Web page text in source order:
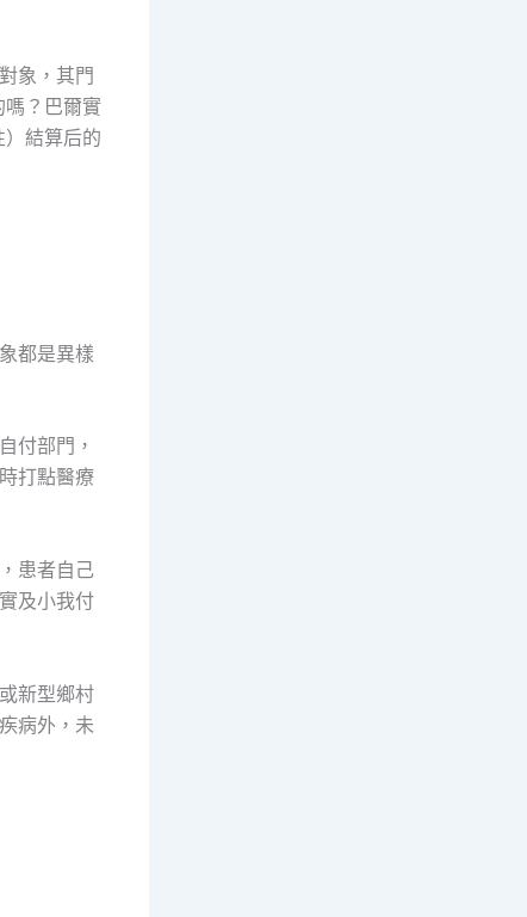
象，其門
嗎？巴爾實
結算后的
都是異樣
付部門，
打點醫療
患者自己
及小我付
新型鄉村
病外，未